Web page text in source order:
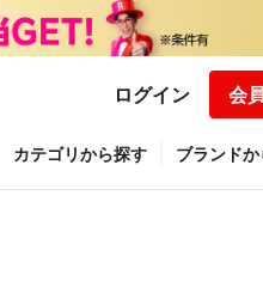
ログイン 会
カテゴリから探す ブランド